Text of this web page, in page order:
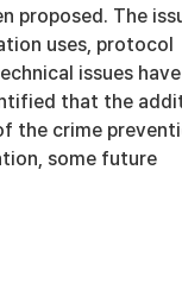
proposed. The
uses, protocol
issues have
that the
the crime
some future